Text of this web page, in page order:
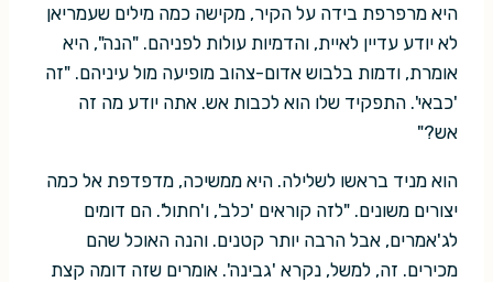
היא מרפרפת בידה על הקיר, מקישה כמה מילים שעמריאן
לא יודע עדיין לאיית, והדמיות עולות לפניהם. "הנה", היא
אומרת, ודמות בלבוש אדום-צהוב מופיעה מול עיניהם. "זה
'כבאי'. התפקיד שלו הוא לכבות אש. אתה יודע מה זה
אש?"
הוא מניד בראשו לשלילה. היא ממשיכה, מדפדפת אל כמה
יצורים משונים. "לזה קוראים 'כלב', ו'חתול'. הם דומים
לג'אמרים, אבל הרבה יותר קטנים. והנה האוכל שהם
מכירים. זה, למשל, נקרא 'גבינה'. אומרים שזה דומה קצת